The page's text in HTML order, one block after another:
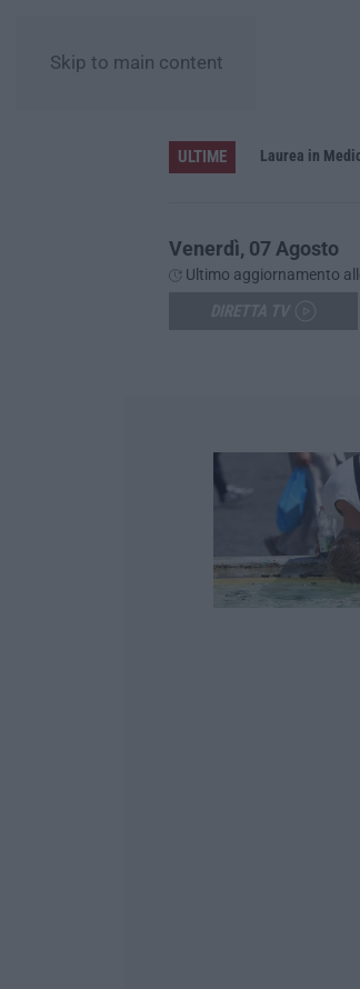
Skip to main content
ULTIME
Sistema bibliotecario vibonese, la dura replica di Soriano e Romeo: «Il fallimento è di chi ha staccato la spina» Laurea in
Venerdì, 07 Agosto
Ultimo aggiornamento